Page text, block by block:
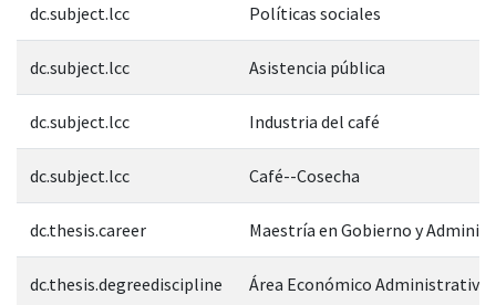
dc.subject.lcc Políticas sociales
dc.subject.lcc Asistencia pública
dc.subject.lcc Industria del café
dc.subject.lcc Café--Cosecha
dc.thesis.career Maestría en Gobierno y
dc.thesis.degreediscipline Área Económico Administrativa